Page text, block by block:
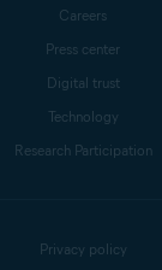
Careers
Press center
Digital trust
Technology
Research Participation
Privacy policy